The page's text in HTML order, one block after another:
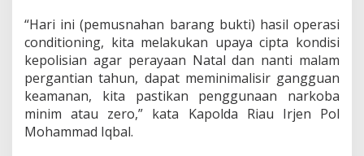
“Hari ini (pemusnahan barang bukti) hasil operasi
conditioning, kita melakukan upaya cipta kondisi
kepolisian agar perayaan Natal dan nanti malam
pergantian tahun, dapat meminimalisir gangguan
keamanan, kita pastikan penggunaan narkoba
minim atau zero,” kata Kapolda Riau Irjen Pol
Mohammad Iqbal.